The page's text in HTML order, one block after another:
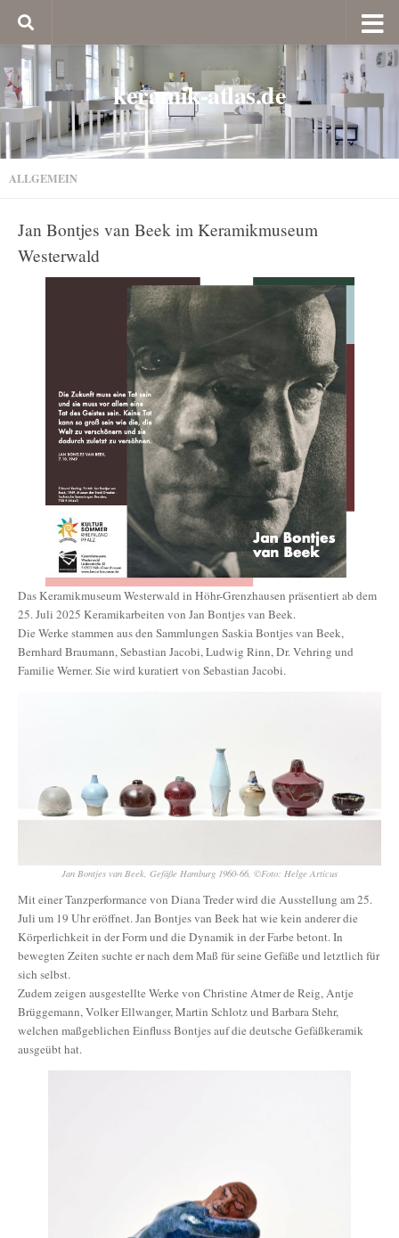
keramik-atlas.de
ALLGEMEIN
Jan Bontjes van Beek im Keramikmuseum
Westerwald
Das Keramikmuseum Westerwald in Höhr-Grenzhausen präsentiert ab dem
25. Juli 2025 Keramikarbeiten von Jan Bontjes van Beek.
Die Werke stammen aus den Sammlungen Saskia Bontjes van Beek,
Bernhard Braumann, Sebastian Jacobi, Ludwig Rinn, Dr. Vehring und
Familie Werner. Sie wird kuratiert von Sebastian Jacobi.
Jan Bontjes van Beek, Gefäße Hamburg 1960-66, ©Foto: Helge Articus
Mit einer Tanzperformance von Diana Treder wird die Ausstellung am 25.
Juli um 19 Uhr eröffnet. Jan Bontjes van Beek hat wie kein anderer die
Körperlichkeit in der Form und die Dynamik in der Farbe betont. In
bewegten Zeiten suchte er nach dem Maß für seine Gefäße und letztlich für
sich selbst.
Zudem zeigen ausgestellte Werke von Christine Atmer de Reig, Antje
Brüggemann, Volker Ellwanger, Martin Schlotz und Barbara Stehr,
welchen maßgeblichen Einfluss Bontjes auf die deutsche Gefäßkeramik
ausgeübt hat.